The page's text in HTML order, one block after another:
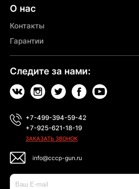
О нас
Контакты
Гарантии
Следите за нами:
+7-499-394-59-42
+7-925-621-18-19
ЗАКАЗАТЬ ЗВОНОК
info@cccp-gun.ru